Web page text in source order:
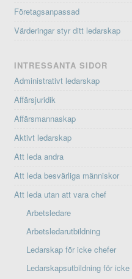
Företagsanpassad
Värderingar styr ditt ledarskap
INTRESSANTA SIDOR
Administrativt ledarskap
Affärsjuridik
Affärsmannaskap
Aktivt ledarskap
Att leda andra
Att leda besvärliga människor
Att leda utan att vara chef
Arbetsledare
Arbetsledarutbildning
Ledarskap för icke chefer
Ledarskapsutbildning för